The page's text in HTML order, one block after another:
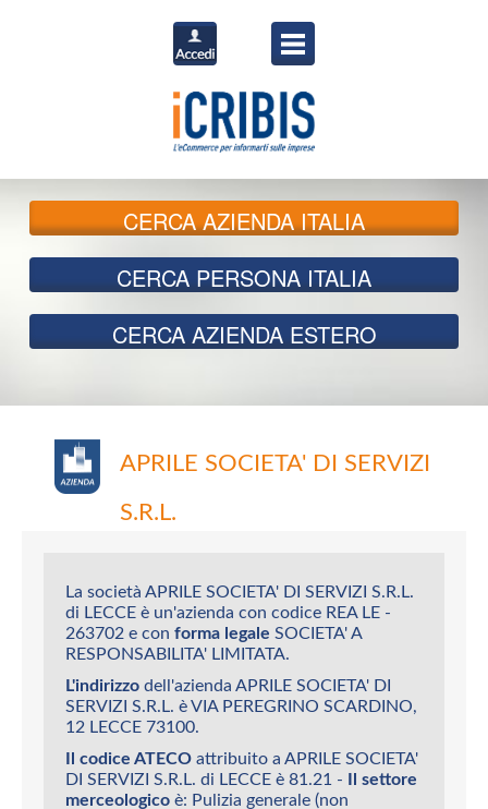
CERCAAZIENDA ITALIA
CERCA PERSONA ITALIA
CERCA AZIENDA ESTERO
APRILE SOCIETA' DI SERVIZI
S.R.L.
La società APRILE SOCIETA' DI SERVIZI S.R.L.
di LECCE è un'azienda con codice REA LE -
263702 e con forma legale SOCIETA' A
RESPONSABILITA' LIMITATA.
L'indirizzo dell'azienda APRILE SOCIETA' DI
SERVIZI S.R.L. è VIA PEREGRINO SCARDINO,
12 LECCE 73100.
Il codice ATECO attribuito a APRILE SOCIETA'
DI SERVIZI S.R.L. di LECCE è 81.21 - Il settore
merceologico è: Pulizia generale (non